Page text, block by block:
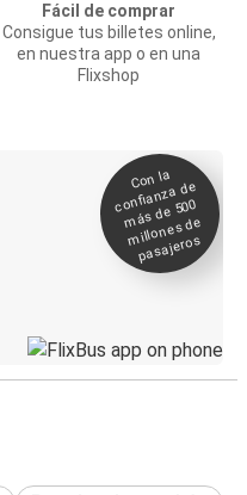
Fácil de comprar
Consigue tus billetes online,
en nuestra app o en una
Flixshop
Con la
confianza de
más de 500
millones de
pasajeros